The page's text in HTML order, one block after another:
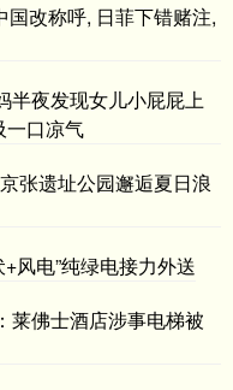
改称呼, 日菲下错赌注,
半夜发现女儿小屁屁上
口凉气
张遗址公园邂逅夏日浪
风电”纯绿电接力外送
莱佛士酒店涉事电梯被